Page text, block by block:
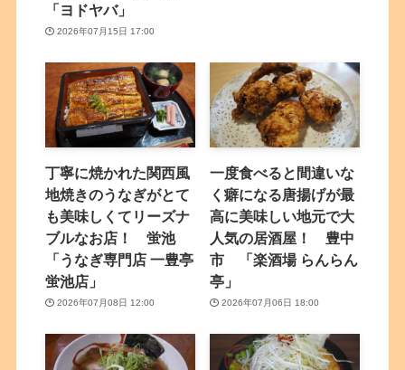
「ヨドヤバ」
2026年07月15日 17:00
丁寧に焼かれた関西風
地焼きのうなぎがとて
も美味しくてリーズナ
ブルなお店！ 蛍池
「うなぎ専門店 一豊亭
蛍池店」
2026年07月08日 12:00
一度食べると間違いな
く癖になる唐揚げが最
高に美味しい地元で大
人気の居酒屋！ 豊中
市 「楽酒場 らんらん
亭」
2026年07月06日 18:00